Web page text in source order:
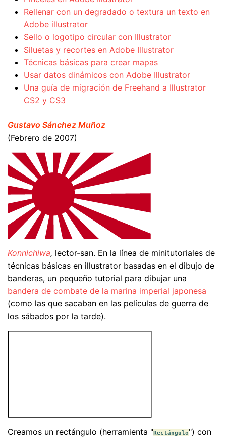
Rellenar con un degradado o textura un texto en
Adobe illustrator
Sello o logotipo circular con Illustrator
Siluetas y recortes en Adobe Illustrator
Técnicas básicas para crear mapas
Usar datos dinámicos con Adobe Illustrator
Una guía de migración de Freehand a Illustrator
CS2 y CS3
Gustavo Sánchez Muñoz
(Febrero de 2007)
Konnichiwa, lector-san. En la línea de minitutoriales de
técnicas básicas en illustrator basadas en el dibujo de
banderas, un pequeño tutorial para dibujar una
bandera de combate de la marina imperial japonesa
(como las que sacaban en las películas de guerra de
los sábados por la tarde).
Creamos un rectángulo (herramienta "Rectángulo") con